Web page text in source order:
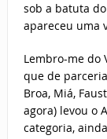
sob a batuta
apareceu uma
Lembro-me do
que de
Broa, Miá,
agora) levou o
categoria,